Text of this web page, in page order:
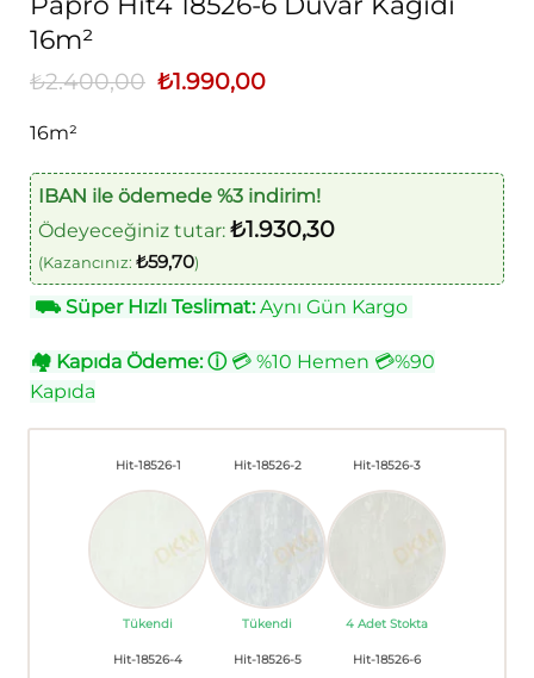
16m²
₺2.400,00 Orijinal
₺1.990,00Şu
16m²
IBAN ile ödemede %3 indirim!
Ödeyeceğiniz tutar: ₺1.930,30
(Kazancınız: ₺59,70)
⛟Süper Hızlı Teslimat:Aynı Gün Kargo
🏘 Kapıda Ödeme: ⓘ💳 %10 Hemen 💳%90
Kapıda
Hit-18526-1
Tükendi
Hit-18526-2
Tükendi
Hit-18526-3
4 Adet Stokta
Hit-18526-4 Hit-18526-5 Hit-18526-6